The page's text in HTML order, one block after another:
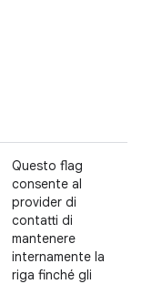
Questo flag
consente al
provider di
contatti di
mantenere
internamente la
riga finché gli